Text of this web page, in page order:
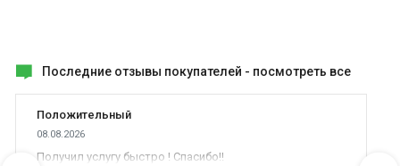
Последние отзывы покупателей - посмотреть все
Положительный
08.08.2026
Получил услугу быстро ! Спасибо!!